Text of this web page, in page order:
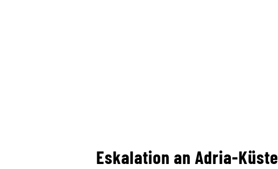
Eskalation an Adria-Küste